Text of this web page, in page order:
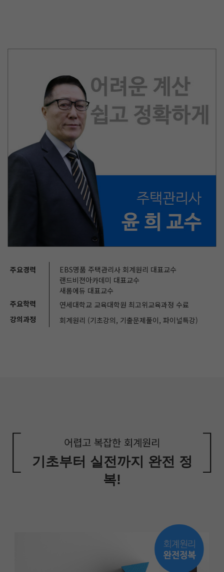
주요경력
EBS명품 주택관리사 회계원리 대표교수
랜드비젼아카데미 대표교수
새롬에듀 대표교수
주요학력
연세대학교 교육대학원 최고위교육과정 수료
강의과정
회계원리 (기초강의, 기출문제풀이, 파이널특강)
어렵고 복잡한 회계원리
기초부터 실전까지 완전 정
복!